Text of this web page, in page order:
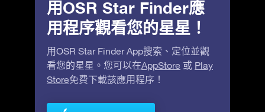
用OSR Star Finder應
用程序觀看您的星星！
用OSR Star Finder App搜索、定位並觀
看您的星星。您可以在AppStore 或 Play
Store免費下載該應用程序！